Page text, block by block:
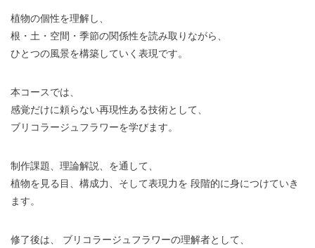
植物の個性を理解し、
根・土・空間・季節の関係性を読み取りながら、
ひとつの風景を構築していく表現です。
本コースでは、
感覚だけに頼らない再現性ある技術として、
ブリコラージュフラワーを学びます。
制作課題、理論解説、を通して、
植物を見る目、構成力、そして表現力を 段階的に身につけていき
ます。
修了後は、 ブリコラージュフラワーの理解者として、